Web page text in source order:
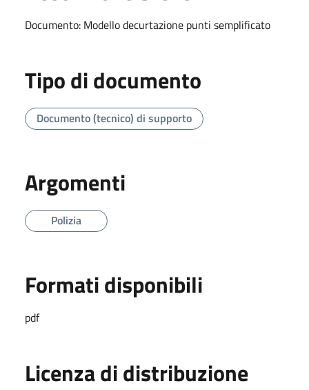
Documento: Modello decurtazione punti semplificato
Tipo di documento
Documento (tecnico) di supporto
Argomenti
Polizia
Formati disponibili
pdf
Licenza di distribuzione